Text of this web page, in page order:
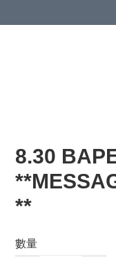
8.30
**
數量